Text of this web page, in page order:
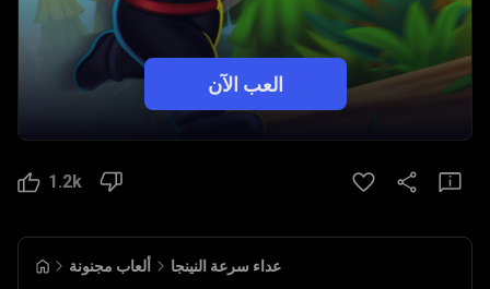
العب الآن
1.2k
ألعاب مجنونة عداء سرعة النينجا